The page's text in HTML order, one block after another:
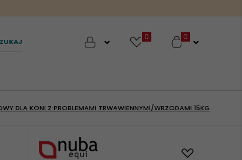
0
DLA KONI Z PROBLEMAMI TRWAWIENNYMI/WRZODAMI 15KG